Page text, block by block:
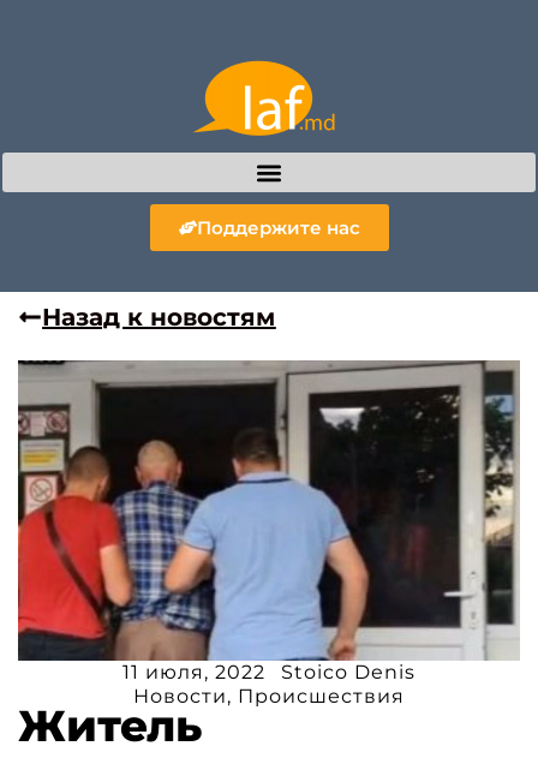
Поддержите нас
Назад к новостям
11 июля, 2022
Stoico Denis
Новости, Происшествия
Житель